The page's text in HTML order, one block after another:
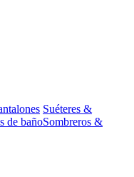
Suéteres &
de bañoSombreros &